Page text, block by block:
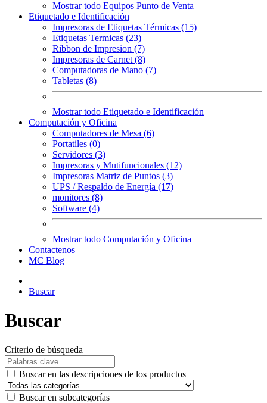
Mostrar todo Equipos Punto de Venta
Etiquetado e Identificación
Impresoras de Etiquetas Térmicas (15)
Etiquetas Termicas (23)
Ribbon de Impresion (7)
Impresoras de Carnet (8)
Computadoras de Mano (7)
Tabletas (8)
Mostrar todo Etiquetado e Identificación
Computación y Oficina
Computadores de Mesa (6)
Portatiles (0)
Servidores (3)
Impresoras y Mutifuncionales (12)
Impresoras Matriz de Puntos (3)
UPS / Respaldo de Energía (17)
monitores (8)
Software (4)
Mostrar todo Computación y Oficina
Contactenos
MC Blog
Buscar
Buscar
Criterio de búsqueda
Buscar en las descripciones de los productos
Buscar en subcategorías